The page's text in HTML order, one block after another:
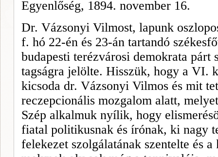
Egyenlőség, 1894. november 16.
Dr. Vázsonyi Vilmost, lapunk
f. hó 22-én és 23-án tartandó
budapesti terézvárosi de­mokrata párt
tagságra jelölte. Hisszük, hogy a VI.
kicsoda dr. Vázsonyi Vilmos és mit
reczepcionális mozgalom alatt,
Szép al­kalmuk nyílik, hogy
fiatal politikusnak és írónak, ki nagy
felekezet szolgálatának szentelte és